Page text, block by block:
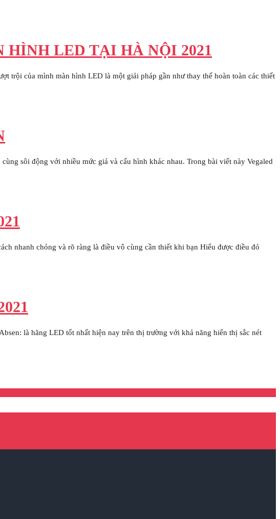
HÌNH LED TẠI HÀ NỘI 2021
trội của mình màn hình LED là một giải pháp gần như thay thế hoàn toàn các thiết
sôi động với nhiều mức giá và cấu hình khác nhau. Trong bài viết này Vegaled
nhanh chóng và rõ ràng là điều vô cùng cần thiết khi bạn Hiểu được điều đó
là hãng LED tốt nhất hiện nay trên thị trường với khả năng hiển thị sắc nét